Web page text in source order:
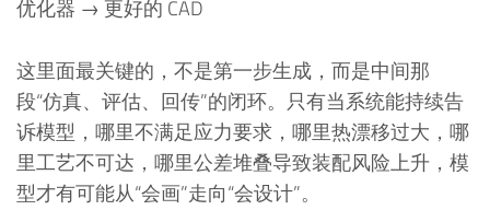
优化器 → 更好的 CAD
这里面最关键的，不是第一步生成，而是中间那
段“仿真、评估、回传”的闭环。只有当系统能持续告
诉模型，哪里不满足应力要求，哪里热漂移过大，哪
里工艺不可达，哪里公差堆叠导致装配风险上升，模
型才有可能从“会画”走向“会设计”。